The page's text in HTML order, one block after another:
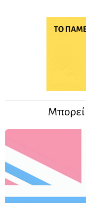
Μπορεί